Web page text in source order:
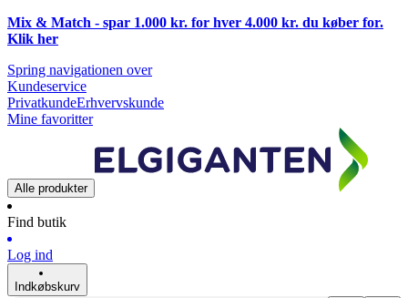
Mix & Match - spar 1.000 kr. for hver 4.000 kr. du køber for.
Klik her
Spring navigationen over
Kundeservice
PrivatkundeErhvervskunde
Mine favoritter
Alle produkter
Find butik
Log ind
Indkøbskurv